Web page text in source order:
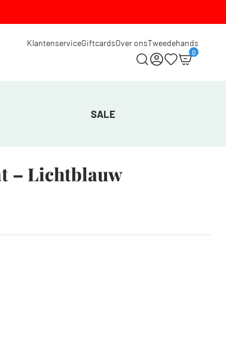
KlantenserviceGiftcardsOver onsTweedehands
0
SALE
– Lichtblauw